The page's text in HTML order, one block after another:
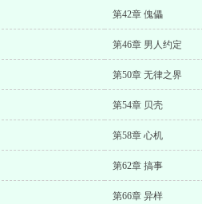
第42章 傀儡
第46章 男人约定
第50章 无律之界
第54章 贝壳
第58章 心机
第62章 搞事
第66章 异样